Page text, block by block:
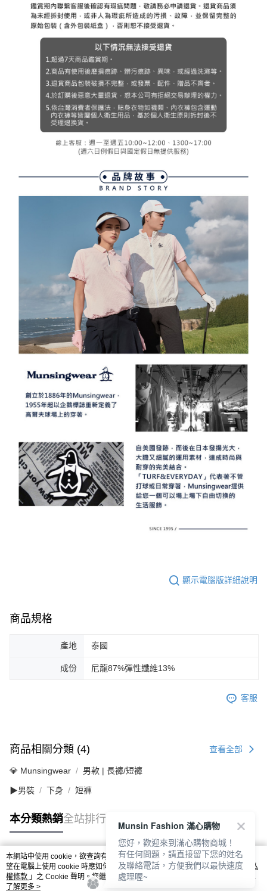
顯示電腦版詳細說明
商品規格
產地 泰國
成份 尼龍87%彈性纖維13%
客服
商品相關分類 (4) 查看全部
💎 Munsingwear 男款 | 長褲/短褲
▶男裝 下身 短褲
本分類熱銷全站排行
熱門標籤
本網站中使用 cookie，欲查詢有關本網站使用 cookie 方式之詳情，及若您不希
望在電腦上使用 cookie 時應如何變更電腦的 cookie 設定，請參閱本網站「
隱私
權條款 」之 Cookie 聲明。您繼續使用本網站即表示您同意本公司得按本網站使
用條款之 Cookie 聲明使用 cookie。
了解更多 >
Munsin Fashion 滿心購物
您好，歡迎來到滿心購物商城！
有任何問題，請直接留下您的姓名
及聯絡電話，方便我們以最快速度
處理喔~